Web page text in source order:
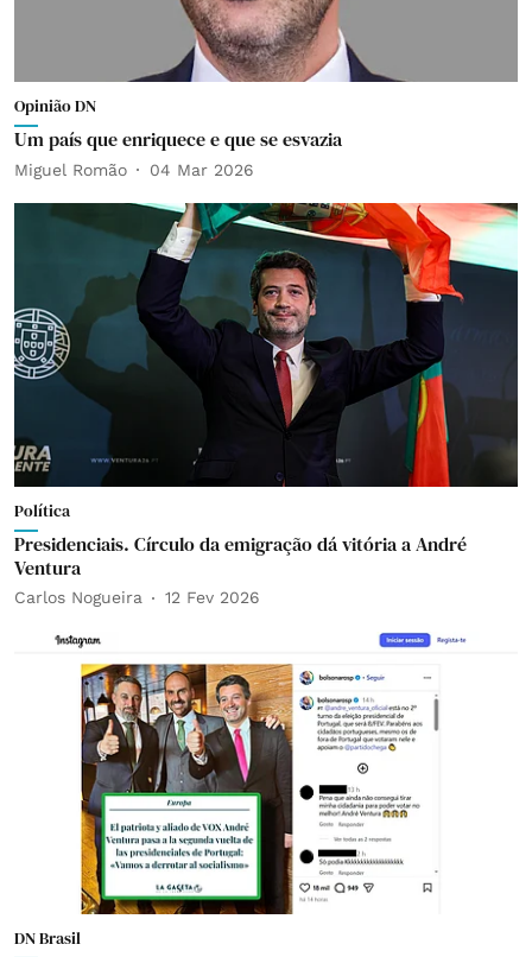
Opinião DN
Um país que enriquece e que se esvazia
Miguel Romão 04 Mar 2026
Política
Presidenciais. Círculo da emigração dá vitória a André
Ventura
Carlos Nogueira 12 Fev 2026
DN Brasil